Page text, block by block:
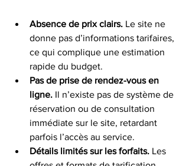
Absence de prix clairs. Le site ne
donne pas d’informations tarifaires,
ce qui complique une estimation
rapide du budget.
Pas de prise de rendez-vous en
ligne. Il n’existe pas de système de
réservation ou de consultation
immédiate sur le site, retardant
parfois l’accès au service.
Détails limités sur les forfaits. Les